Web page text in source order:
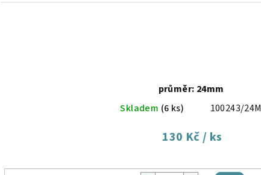
průměr: 24mm
Skladem (6 ks) 100243/24M
130 Kč/ ks